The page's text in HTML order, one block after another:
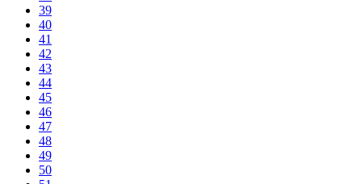
39
40
41
42
43
44
45
46
47
48
49
50